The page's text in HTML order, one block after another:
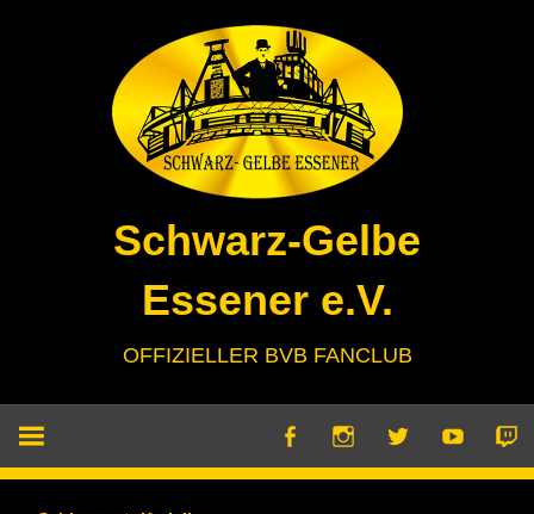
Schwarz-Gelbe
Essener e.V.
OFFIZIELLER BVB FANCLUB